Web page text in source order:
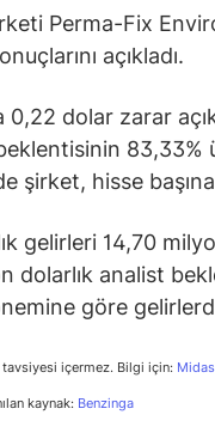
Perma-Fix
açıkladı.
0,22 dolar zarar
şirket, hisse
gelirleri 14,70
dolarlık analist
göre
tavsiyesi içermez. Bilgi için:
kaynak: Benzinga